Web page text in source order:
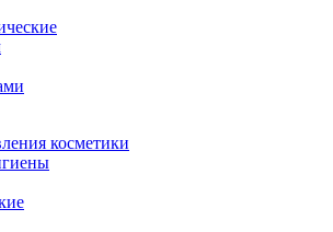
косметики